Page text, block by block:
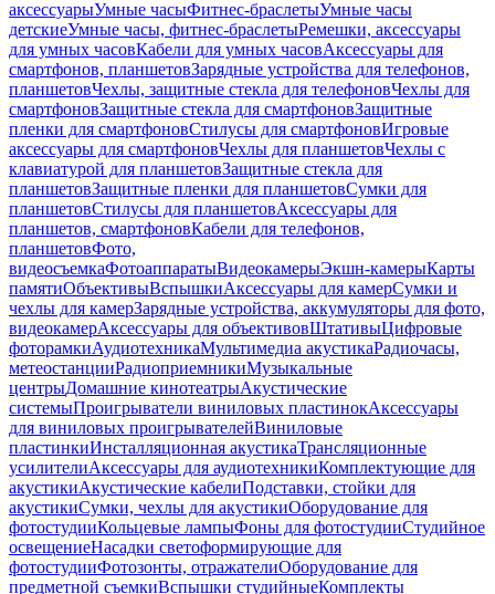
аксессуарыУмные часыФитнес-браслетыУмные часы
детскиеУмные часы, фитнес-браслетыРемешки, аксессуары
для умных часовКабели для умных часовАксессуары для
смартфонов, планшетовЗарядные устройства для телефонов,
планшетовЧехлы, защитные стекла для телефоновЧехлы для
смартфоновЗащитные стекла для смартфоновЗащитные
пленки для смартфоновСтилусы для смартфоновИгровые
аксессуары для смартфоновЧехлы для планшетовЧехлы с
клавиатурой для планшетовЗащитные стекла для
планшетовЗащитные пленки для планшетовСумки для
планшетовСтилусы для планшетовАксессуары для
планшетов, смартфоновКабели для телефонов,
планшетовФото,
видеосъемкаФотоаппаратыВидеокамерыЭкшн-камерыКарты
памятиОбъективыВспышкиАксессуары для камерСумки и
чехлы для камерЗарядные устройства, аккумуляторы для фото,
видеокамерАксессуары для объективовШтативыЦифровые
фоторамкиАудиотехникаМультимедиа акустикаРадиочасы,
метеостанцииРадиоприемникиМузыкальные
центрыДомашние кинотеатрыАкустические
системыПроигрыватели виниловых пластинокАксессуары
для виниловых проигрывателейВиниловые
пластинкиИнсталляционная акустикаТрансляционные
усилителиАксессуары для аудиотехникиКомплектующие для
акустикиАкустические кабелиПодставки, стойки для
акустикиСумки, чехлы для акустикиОборудование для
фотостудииКольцевые лампыФоны для фотостудииСтудийное
освещениеНасадки светоформирующие для
фотостудииФотозонты, отражателиОборудование для
предметной съемкиВспышки студийныеКомплекты